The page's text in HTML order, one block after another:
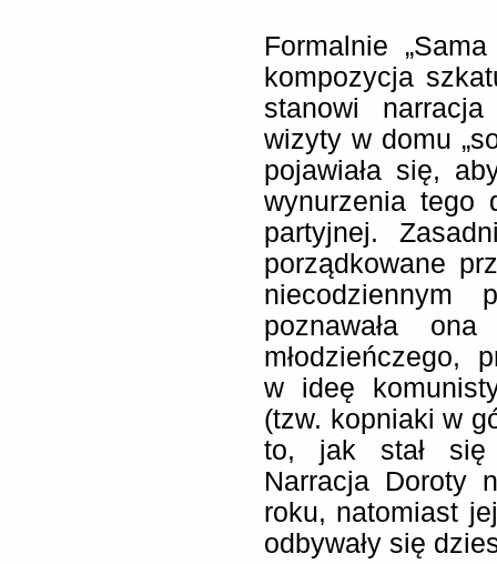
Formalnie
kompozycja
stanowi
wizyty w domu
pojawiała się,
wynurzenia tego
partyjnej.
porządkowane
niecodziennym
poznawała
młodzieńczego,
w ideę
(tzw. kopniaki w
to, jak stał się
Narracja Doroty
roku, natomiast
odbywały się